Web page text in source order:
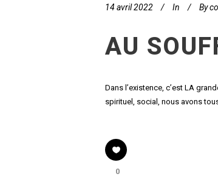
14 avril 2022 In By
AU
Dans l’existence, c’est LA
spirituel, social, nous avons
0